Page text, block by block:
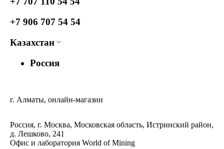
+7 906 707 54 54
Казахстан
Россия
г. Алматы, онлайн-магазин
Россия, г. Москва, Московская область, Истринский район,
д. Лешково, 241
Офис и лаборатория World of Mining